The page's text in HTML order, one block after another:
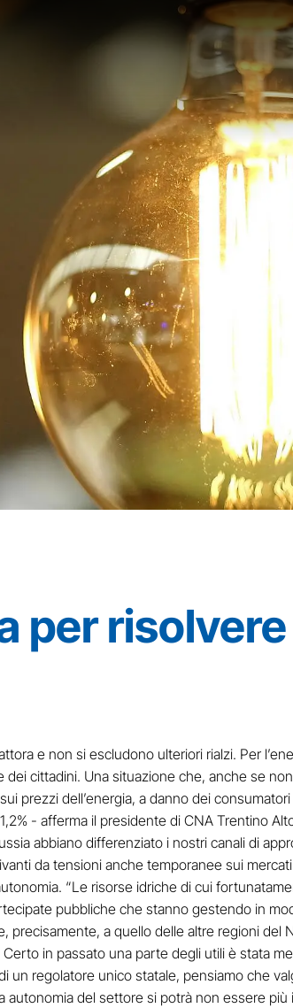
per
e non si escludono ulteriori rialzi. Per
cittadini. Una situazione che, anche se
prezzi dell’energia, a danno dei
- afferma il presidente di CNA Trentino
abbiano differenziato i nostri canali di
da tensioni anche temporanee sui mercati
“Le risorse idriche di cui
pubbliche che stanno gestendo in
precisamente, a quello delle altre regioni
in passato una parte degli utili è stata
regolatore unico statale, pensiamo che
del settore si potrà non essere più